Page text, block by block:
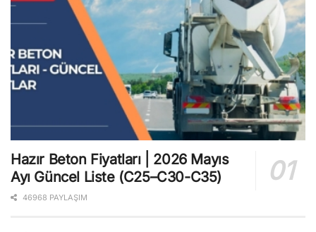
Hazır Beton Fiyatları | 2026 Mayıs
Ayı Güncel Liste (C25–C30-C35)
46968 PAYLAŞIM